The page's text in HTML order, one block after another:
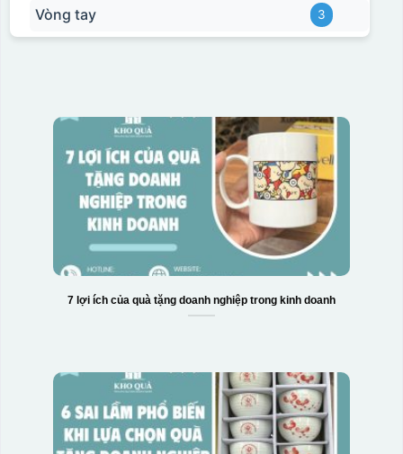
Vòng tay 3
7 lợi ích của quà tặng doanh nghiệp trong kinh doanh